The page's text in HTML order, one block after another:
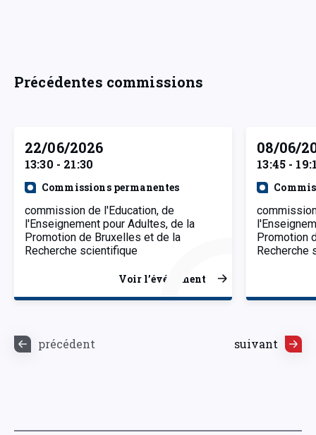
Précédentes commissions
22/06/2026
13:30 - 21:30
Commissions permanentes
commission de l'Education, de
l'Enseignement pour Adultes, de la
Promotion de Bruxelles et de la
Recherche scientifique
Voir l’événement
08/06/
13:45 -
Promotion
Recherche
précédent suivant